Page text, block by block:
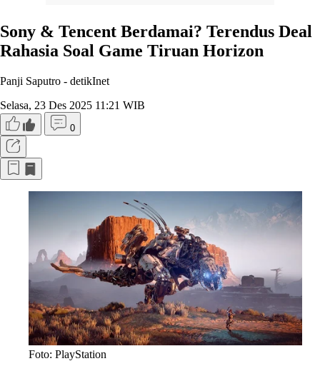
Sony & Tencent Berdamai? Terendus Deal
Rahasia Soal Game Tiruan Horizon
Panji Saputro - detikInet
Selasa, 23 Des 2025 11:21 WIB
0
Foto: PlayStation